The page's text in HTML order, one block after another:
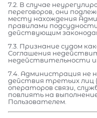
7.2. В случае
переговоров, они
месту нахождения
правилами
действующим
7.3. Признание судом
Соглашения
недействительности
7.4. Администрация не
действия третьих лиц
операторов связи,
повлиять на
Пользователем.